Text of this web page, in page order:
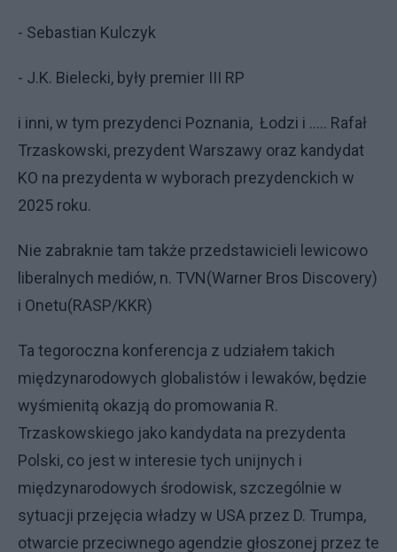
- Sebastian Kulczyk
- J.K. Bielecki, były premier III RP
i inni, w tym prezydenci Poznania, Łodzi i ..... Rafał
Trzaskowski, prezydent Warszawy oraz kandydat
KO na prezydenta w wyborach prezydenckich w
2025 roku.
Nie zabraknie tam także przedstawicieli lewicowo
liberalnych mediów, n. TVN(Warner Bros Discovery)
i Onetu(RASP/KKR)
Ta tegoroczna konferencja z udziałem takich
międzynarodowych globalistów i lewaków, będzie
wyśmienitą okazją do promowania R.
Trzaskowskiego jako kandydata na prezydenta
Polski, co jest w interesie tych unijnych i
międzynarodowych środowisk, szczególnie w
sytuacji przejęcia władzy w USA przez D. Trumpa,
otwarcie przeciwnego agendzie głoszonej przez te